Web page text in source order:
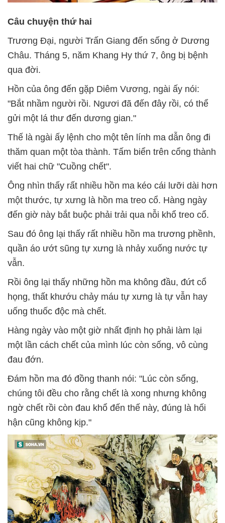
Câu chuyện thứ hai
Trương Đại, người Trấn Giang đến sống ở Dương
Châu. Tháng 5, năm Khang Hy thứ 7, ông bị bệnh
qua đời.
Hồn của ông đến gặp Diêm Vương, ngài ấy nói:
"Bắt nhầm người rồi. Ngươi đã đến đây rồi, có thể
gửi một lá thư đến dương gian."
Thế là ngài ấy lệnh cho một tên lính ma dẫn ông đi
thăm quan một tòa thành. Tấm biển trên cổng thành
viết hai chữ "Cuồng chết".
Ông nhìn thấy rất nhiều hồn ma kéo cái lưỡi dài hơn
một thước, tự xưng là hồn ma treo cổ. Hàng ngày
đến giờ này bắt buộc phải trải qua nỗi khổ treo cổ.
Sau đó ông lại thấy rất nhiều hồn ma trương phềnh,
quần áo ướt sũng tự xưng là nhảy xuống nước tự
vẫn.
Rồi ông lại thấy những hồn ma không đầu, đứt cổ
họng, thất khướu chảy máu tự xưng là tự vẫn hay
uống thuốc độc mà chết.
Hàng ngày vào một giờ nhất định họ phải làm lại
một lần cách chết của mình lúc còn sống, vô cùng
đau đớn.
Đám hồn ma đó đồng thanh nói: "Lúc còn sống,
chúng tôi đều cho rằng chết là xong nhưng không
ngờ chết rồi còn đau khổ đến thế này, đúng là hối
hận cũng không kịp."